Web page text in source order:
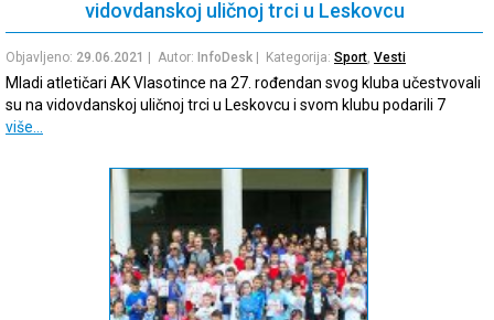
vidovdanskoj uličnoj trci u Leskovcu
Objavljeno: 29.06.2021 | Autor: InfoDesk | Kategorija: Sport Vesti
Mladi atletičari AK Vlasotince na 27. rođendan svog kluba učestvovali
su na vidovdanskoj uličnoj trci u Leskovcu i svom klubu podarili 7
više…